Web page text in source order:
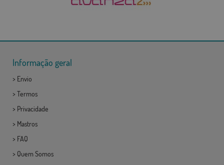
Informação geral
> Envio
> Termos
> Privacidade
> Mastros
> FAQ
> Quem Somos